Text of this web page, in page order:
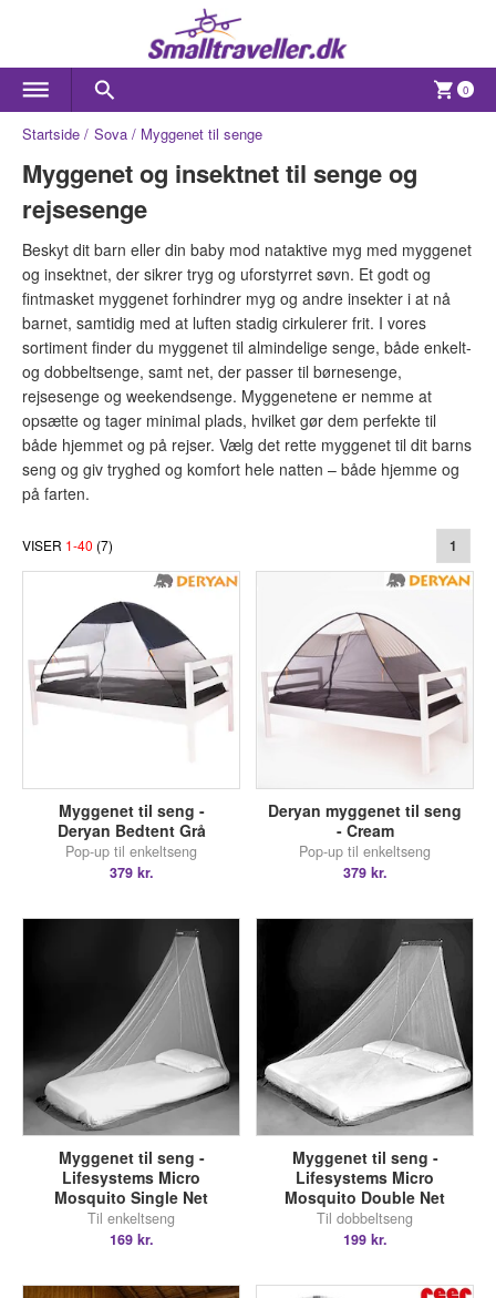
0
Startside Sova Myggenet til senge
Myggenet og insektnet til senge og
rejsesenge
Beskyt dit barn eller din baby mod nataktive myg med myggenet
og insektnet, der sikrer tryg og uforstyrret søvn. Et godt og
fintmasket myggenet forhindrer myg og andre insekter i at nå
barnet, samtidig med at luften stadig cirkulerer frit. I vores
sortiment finder du myggenet til almindelige senge, både enkelt-
og dobbeltsenge, samt net, der passer til børnesenge,
rejsesenge og weekendsenge. Myggenetene er nemme at
opsætte og tager minimal plads, hvilket gør dem perfekte til
både hjemmet og på rejser. Vælg det rette myggenet til dit barns
seng og giv tryghed og komfort hele natten – både hjemme og
på farten.
VISER 1-40 (7) 1
Myggenet til seng -
Deryan Bedtent Grå
Pop-up til enkeltseng
379 kr.
Deryan myggenet til seng
- Cream
Pop-up til enkeltseng
379 kr.
Myggenet til seng -
Lifesystems Micro
Mosquito Single Net
Til enkeltseng
169 kr.
Myggenet til seng -
Lifesystems Micro
Mosquito Double Net
Til dobbeltseng
199 kr.